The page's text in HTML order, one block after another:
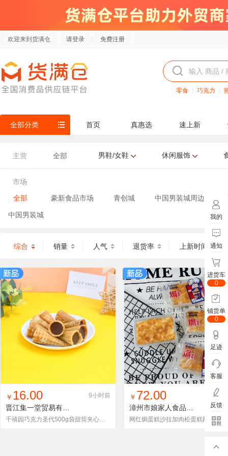
欢迎来到货满仓 请登录 免费注册
零食 巧克力
全部分类 首页 真惠选 速上新
主营 全部 男鞋/女鞋 休闲服饰
市场
全部
豪新食品市场 青创城 中国男装城周边
中国男装城
综合 销量 人气 退货率 上新时间
找同款 加入铺货单 收藏
￥ 16.00 9小时前
QXY-QKLSD01
千禧园巧克力圣代500g袋甜筒夹心脆筒饼干儿童零食小吃散装批发
找同款 加入铺货单 收藏
￥ 72.00 9小
我的
通知
进货车
0
铺货单
0
足迹
客服
反馈